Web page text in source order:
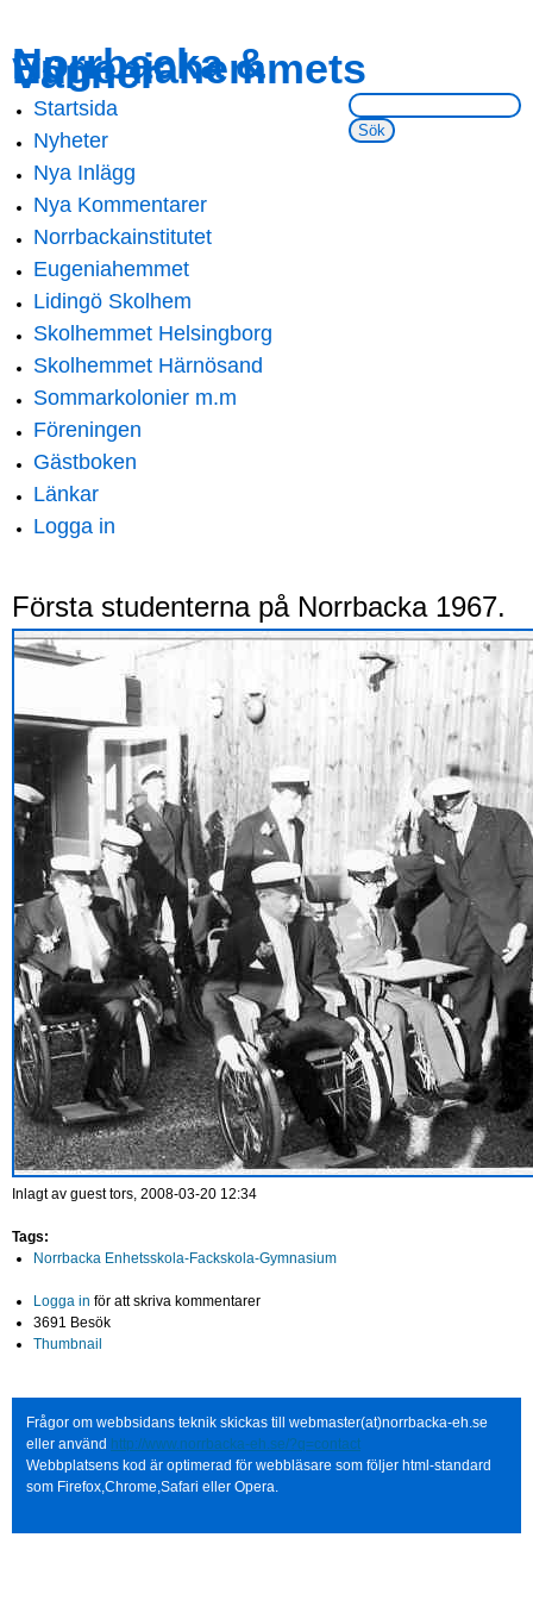
main
content
navigation
Norrbacka &
Eugeniahemmets
Vänner
Sök på webbsidan:
Main menu
Startsida
Nyheter
Nya Inlägg
Nya Kommentarer
Norrbackainstitutet
Eugeniahemmet
Lidingö Skolhem
Skolhemmet Helsingborg
Skolhemmet Härnösand
Sommarkolonier m.m
Föreningen
Gästboken
Länkar
Logga in
Första studenterna på Norrbacka 1967.
Inlagt av guest tors, 2008-03-20 12:34
Tags:
Norrbacka Enhetsskola-Fackskola-Gymnasium
Logga in för att skriva kommentarer
3691 Besök
Thumbnail
Frågor om webbsidans teknik skickas till webmaster(at)norrbacka-eh.se
eller använd http://www.norrbacka-eh.se/?q=contact
Webbplatsens kod är optimerad för webbläsare som följer html-standard
som Firefox,Chrome,Safari eller Opera.